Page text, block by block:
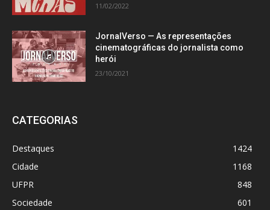
11/02/2022
JornalVerso — As representações
cinematográficas do jornalista como
herói
23/10/2021
CATEGORIAS
Destaques
1424
Cidade
1168
UFPR
848
Sociedade
601